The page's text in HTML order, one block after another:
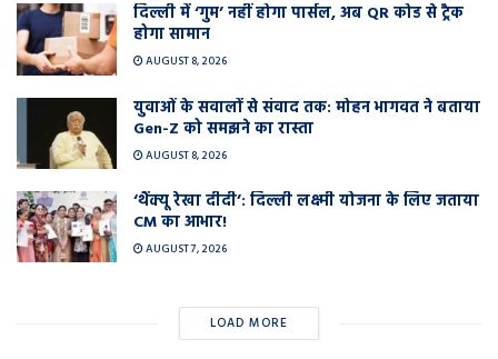
दिल्ली में ‘गुम’ नहीं होगा पार्सल, अब QR कोड से ट्रैक
होगा सामान
AUGUST 8, 2026
युवाओं के सवालों से संवाद तक: मोहन भागवत ने बताया
Gen-Z को समझने का रास्ता
AUGUST 8, 2026
‘थैंक्यू रेखा दीदी’: दिल्ली लक्ष्मी योजना के लिए जताया
CM का आभार!
AUGUST 7, 2026
LOAD MORE